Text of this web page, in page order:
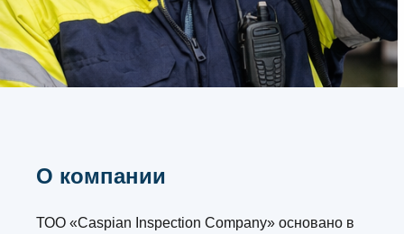
О компании
ТОО «Caspian Inspection Company» основано в